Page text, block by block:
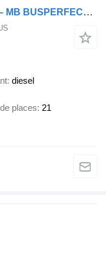
Mercedes-Benz Sprinter 519 CDI – MB BUSPERFECT - Luxury Line
diesel
places 21